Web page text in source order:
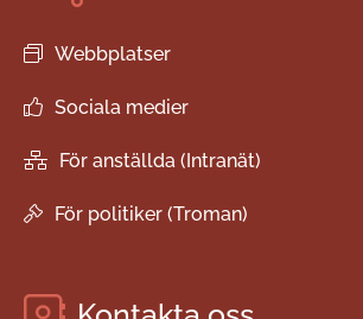
Webbplatser
Sociala medier
För anställda (Intranät)
För politiker (Troman)